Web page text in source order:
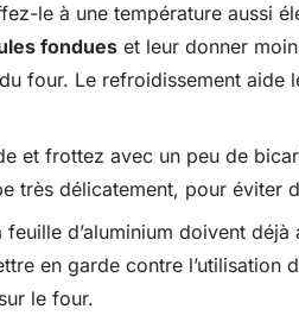
le à une température aussi
fondues et leur donner
four. Le refroidissement aide
et frottez avec un peu de
très délicatement, pour éviter
feuille d’aluminium doivent
en garde contre l’utilisation
le four.